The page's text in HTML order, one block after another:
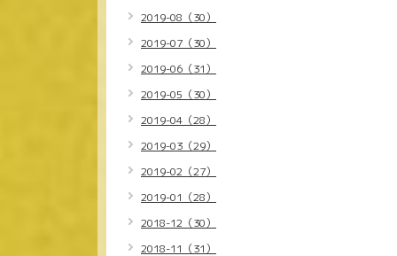
2019-08（30）
2019-07（30）
2019-06（31）
2019-05（30）
2019-04（28）
2019-03（29）
2019-02（27）
2019-01（28）
2018-12（30）
2018-11（31）